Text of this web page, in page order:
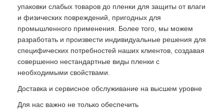
упаковки слабых товаров до пленки для защиты от влаги
и физических повреждений, пригодных для
промышленного применения. Более того, мы можем
разработать и произвести индивидуальные решения для
специфических потребностей наших клиентов, создавая
совершенно нестандартные виды пленки с
необходимыми свойствами.
Доставка и сервисное обслуживание на высшем уровне
Для нас важно не только обеспечить